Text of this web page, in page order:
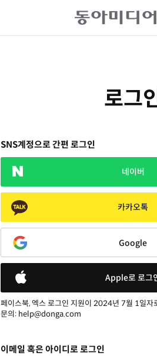
로그
SNS계정으로 간편 로그인
네이버
카카오톡
Google
Apple로 로그
페이스북, 엑스 로그인 지원이 2024년 7월 1일자
문의: help@donga.com
이메일 혹은 아이디로 로그인